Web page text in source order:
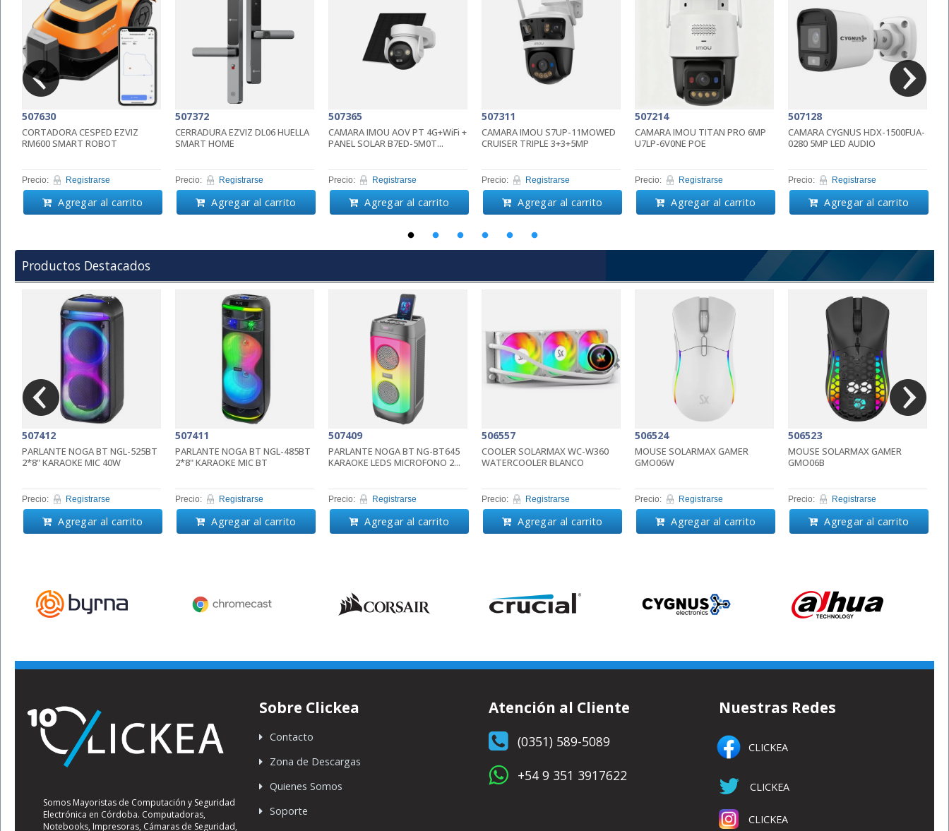
507630
CORTADORA CESPED EZVIZ
RM600 SMART ROBOT
Precio: Registrarse
Agregar al carrito
507372
CERRADURA EZVIZ DL06 HUELLA
SMART HOME
Precio: Registrarse
Agregar al carrito
507365
CAMARA IMOU AOV PT 4G+WiFi +
PANEL SOLAR B7ED-5M0T...
Precio: Registrarse
Agregar al carrito
507311
CAMARA IMOU S7UP-11MOWED
CRUISER TRIPLE 3+3+5MP
Precio: Registrarse
Agregar al carrito
507214
CAMARA IMOU TITAN PRO 6MP
U7LP-6V0NE POE
Precio: Registrarse
Agregar al carrito
507128
CAMARA CYGNUS HDX-1500FUA-
0280 5MP LED AUDIO
Precio: Registrarse
Agregar al carrito
Productos Destacados
507412
PARLANTE NOGA BT NGL-525BT
2*8" KARAOKE MIC 40W
Precio: Registrarse
Agregar al carrito
507411
PARLANTE NOGA BT NGL-485BT
2*8" KARAOKE MIC BT
Precio: Registrarse
Agregar al carrito
507409
PARLANTE NOGA BT NG-BT645
KARAOKE LEDS MICROFONO 2...
Precio: Registrarse
Agregar al carrito
506557
COOLER SOLARMAX WC-W360
WATERCOOLER BLANCO
Precio: Registrarse
Agregar al carrito
506524
MOUSE SOLARMAX GAMER
GMO06W
Precio: Registrarse
Agregar al carrito
506523
MOUSE SOLARMAX GAMER
GMO06B
Precio: Registrarse
Agregar al carrito
Somos Mayoristas de Computación y Seguridad
Electrónica en Córdoba. Computadoras,
Notebooks, Impresoras, Cámaras de Seguridad,
Sobre Clickea
Contacto
Zona de Descargas
Quienes Somos
Soporte
Atención al Cliente
(0351) 589-5089
+54 9 351 3917622
Nuestras Redes
CLICKEA
CLICKEA
CLICKEA